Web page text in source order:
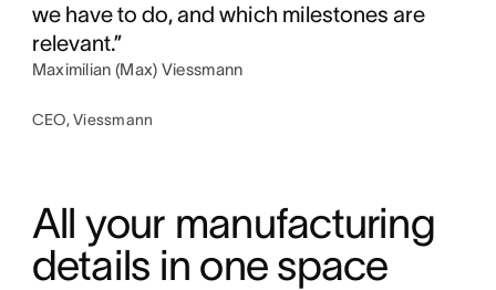
we have to do, and which milestones are
relevant.”
Maximilian (Max) Viessmann
CEO, Viessmann
All your manufacturing
details in one space